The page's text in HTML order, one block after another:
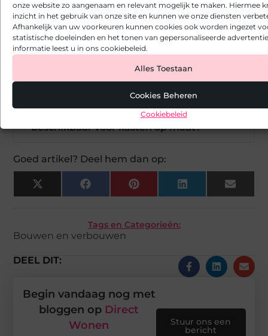
onze website zo aangenaam en relevant mogelijk te maken. Hiermee
inzicht in het gebruik van onze site en kunnen we onze diensten
Afhankelijk van uw voorkeuren kunnen cookies ook worden ingezet
statistische doeleinden en het tonen van gepersonaliseerde
informatie leest u in ons cookiebeleid.
Alles Toestaan
Cookies Beheren
Cookiebeleid
Hoe lang duurt het om een kast op
maat te laten maken?
▼
Welke materialen en afwerkingen zijn
beschikbaar voor kasten op maat?
Goed artikel? Deel hem dan op:
X
(Twitter)
FacebookPinterestLinkedIn Email
Tags en Categorieën:
Bouwen en verbouwen
DEEL DIT:
Begin vandaag nog met
bloggen op Direct
Wonen
Stuur ons een
bericht